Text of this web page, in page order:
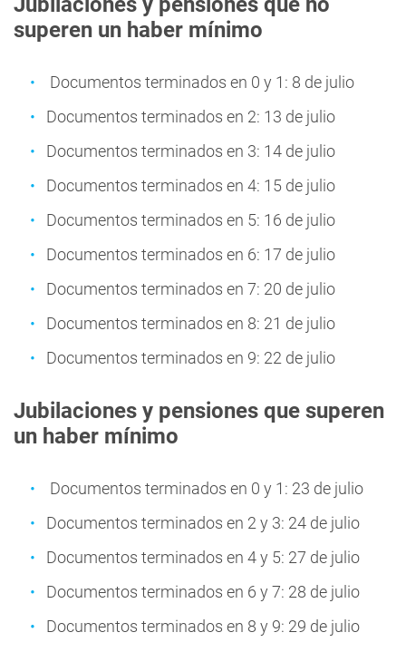
superen un haber mínimo
Documentos terminados en 0 y 1: 8 de julio
Documentos terminados en 2: 13 de julio
Documentos terminados en 3: 14 de julio
Documentos terminados en 4: 15 de julio
Documentos terminados en 5: 16 de julio
Documentos terminados en 6: 17 de julio
Documentos terminados en 7: 20 de julio
Documentos terminados en 8: 21 de julio
Documentos terminados en 9: 22 de julio
Jubilaciones y pensiones que superen
un haber mínimo
Documentos terminados en 0 y 1: 23 de julio
Documentos terminados en 2 y 3: 24 de julio
Documentos terminados en 4 y 5: 27 de julio
Documentos terminados en 6 y 7: 28 de julio
Documentos terminados en 8 y 9: 29 de julio